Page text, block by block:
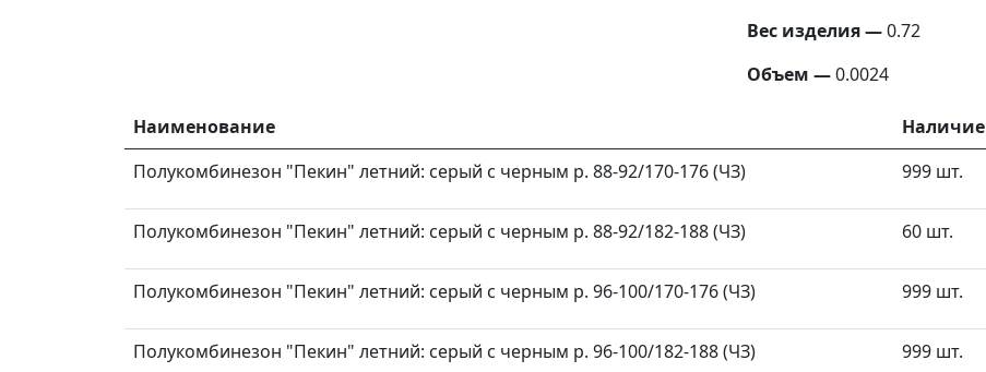
Вес изделия —0.72
Объем —0.0024
Наименование Наличие
Полукомбинезон "Пекин" летний: серый с черным р. 88-92/170-176 (ЧЗ)
999 шт.
Полукомбинезон "Пекин" летний: серый с черным р. 88-92/182-188 (ЧЗ) 60 шт.
Полукомбинезон "Пекин" летний: серый с черным р. 96-100/170-176 (ЧЗ) 999 шт.
Полукомбинезон "Пекин" летний: серый с черным р. 96-100/182-188 (ЧЗ) 999 шт.